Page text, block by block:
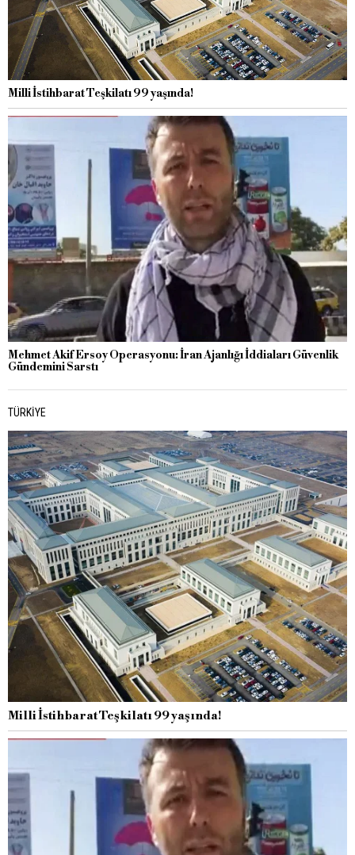
Milli İstihbarat Teşkilatı 99 yaşında!
Mehmet Akif Ersoy Operasyonu: İran Ajanlığı İddiaları Güvenlik
Gündemini Sarstı
TÜRKIYE
Milli İstihbarat Teşkilatı 99 yaşında!